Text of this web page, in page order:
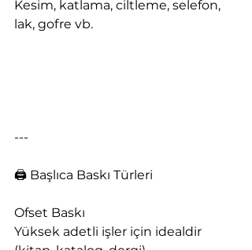
Kesim, katlama, ciltleme, selefon,
lak, gofre vb.
---
🖨️ Başlıca Baskı Türleri
Ofset Baskı
Yüksek adetli işler için idealdir